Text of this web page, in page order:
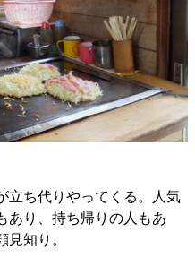
立ち代りやってくる。人気
あり、持ち帰りの人もあ
見知り。